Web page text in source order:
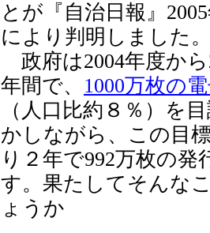
とが『自治日報』
により判明しました
政府は2004年度か
年間で、 1000万枚の
（人口比約８％）を
かしながら、この目
り２年で992万枚の
す。果たしてそんな
ょうか